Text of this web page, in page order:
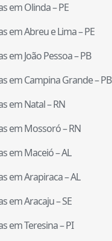
emOlinda–PE
emAbreu e Lima–PE
emJoão Pessoa–PB
emCampina Grande–PB
emNatal–RN
emMossoró–RN
emMaceió–AL
emArapiraca–AL
emAracaju–SE
emTeresina–PI